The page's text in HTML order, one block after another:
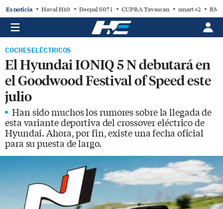
Es noticia Haval H10 Deepal S07 i CUPRA Tavascan smart #2
COCHES ELÉCTRICOS
El Hyundai IONIQ 5 N debutará en
el Goodwood Festival of Speed este
julio
Han sido muchos los rumores sobre la llegada de
esta variante deportiva del crossover eléctrico de
Hyundai. Ahora, por fin, existe una fecha oficial
para su puesta de largo.